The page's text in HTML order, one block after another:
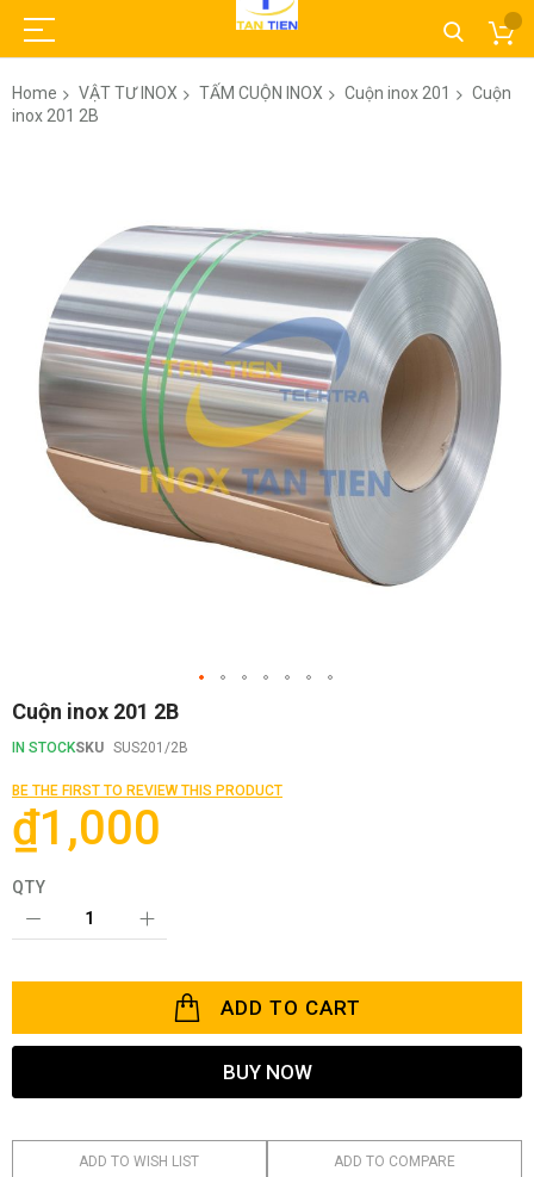
Home VẬT TƯ INOX TẤM CUỘN INOX Cuộn inox 201
Cuộn
inox 201 2B
gallery
Skip
the
of
the
images
gallery
Cuộn inox 201 2B
IN STOCKSKU SUS201/2B
BE THE FIRST TO REVIEW THIS PRODUCT
₫1,000
QTY
ADD TO CART
BUY NOW
ADD TO WISH LIST ADD TO COMPARE